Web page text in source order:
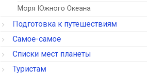
Моря Южного Океана
Подготовка к путешествиям
Самое-самое
Списки мест планеты
Туристам